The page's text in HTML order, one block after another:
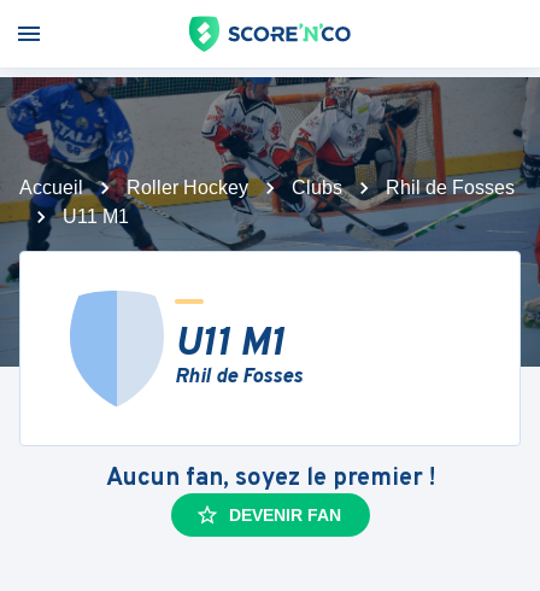
Accueil Roller Hockey Clubs
Rhil de Fosses
U11 M1
U11 M1
Rhil de Fosses
Aucun fan, soyez le premier !
DEVENIR FAN